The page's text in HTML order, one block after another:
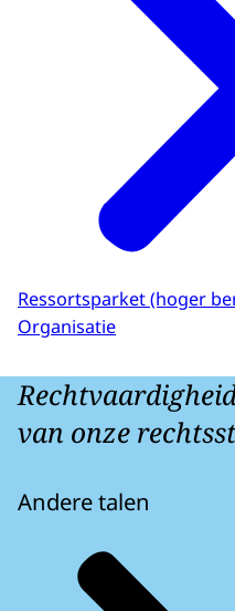
Ressortsparket (hoger
Organisatie
van onze
Andere talen